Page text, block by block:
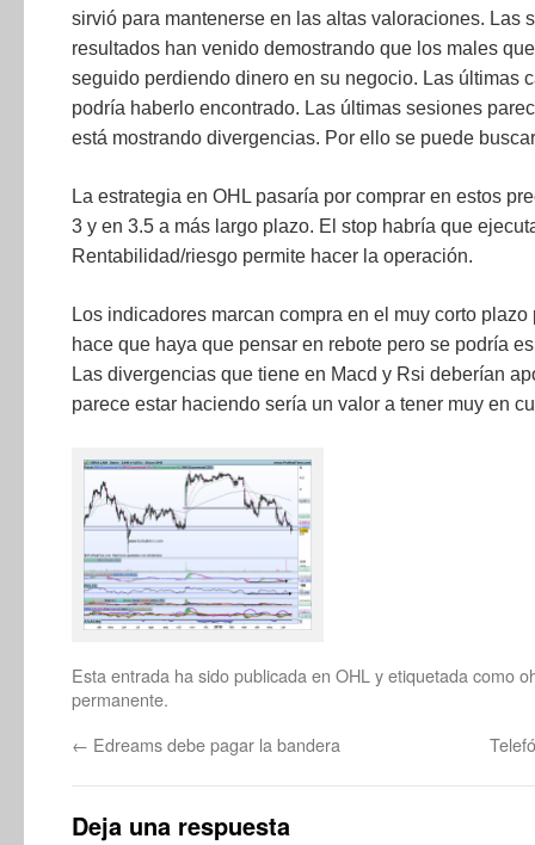
sirvió para mantenerse en las altas valoraciones. Las
resultados han venido demostrando que los males
seguido perdiendo dinero en su negocio. Las últimas
podría haberlo encontrado. Las últimas sesiones
está mostrando divergencias. Por ello se puede
La estrategia en OHL pasaría por comprar en estos
3 y en 3.5 a más largo plazo. El stop habría que
Rentabilidad/riesgo permite hacer la operación.
Los indicadores marcan compra en el muy corto
hace que haya que pensar en rebote pero se podría
Las divergencias que tiene en Macd y Rsi deberían
parece estar haciendo sería un valor a tener muy en
Esta entrada ha sido publicada en OHLy etiquetada como
permanente.
← Edreams debe pagar la bandera
Deja una respuesta